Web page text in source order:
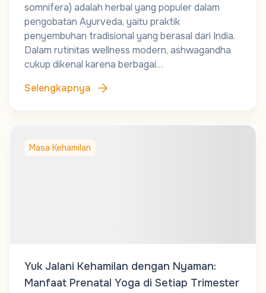
somnifera) adalah herbal yang populer dalam
pengobatan Ayurveda, yaitu praktik
penyembuhan tradisional yang berasal dari India.
Dalam rutinitas wellness modern, ashwagandha
cukup dikenal karena berbagai…
Selengkapnya
Masa Kehamilan
Yuk Jalani Kehamilan dengan Nyaman:
Manfaat Prenatal Yoga di Setiap Trimester